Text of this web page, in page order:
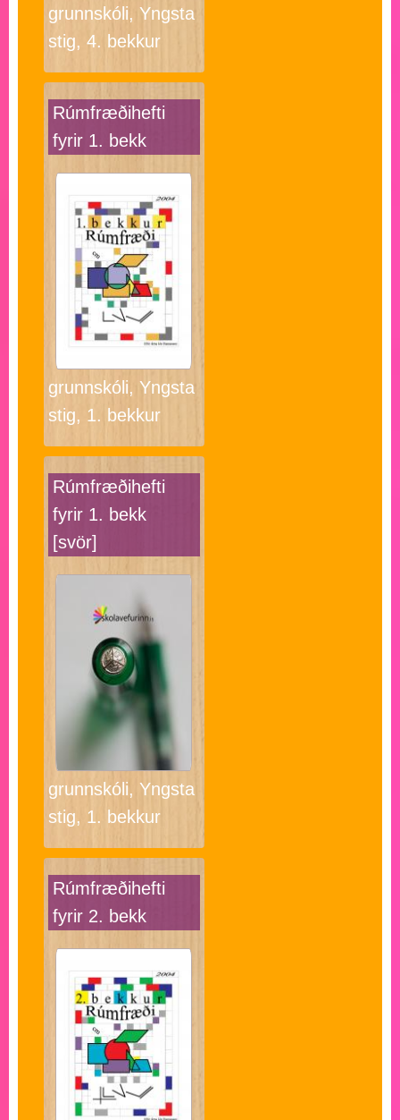
grunnskóli, Yngsta
stig, 4. bekkur
Rúmfræðihefti
fyrir 1. bekk
grunnskóli, Yngsta
stig, 1. bekkur
Rúmfræðihefti
fyrir 1. bekk
[svör]
grunnskóli, Yngsta
stig, 1. bekkur
Rúmfræðihefti
fyrir 2. bekk